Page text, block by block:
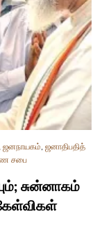
ஜனநாயகம், ஜனாதிபதித்
சபை
சுன்னாகம்